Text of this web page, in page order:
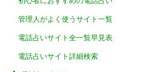
管理人がよく使うサイト一覧
電話占いサイト全一覧早見表
電話占いサイト詳細検索